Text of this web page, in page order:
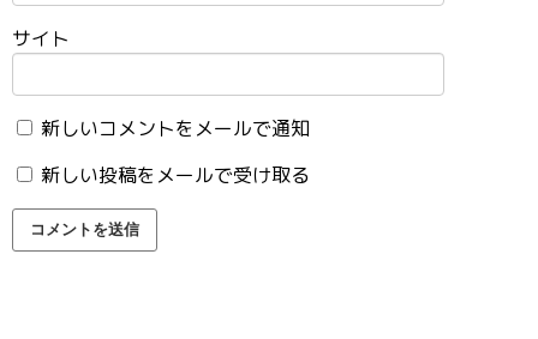
サイト
新しいコメントをメールで通知
新しい投稿をメールで受け取る